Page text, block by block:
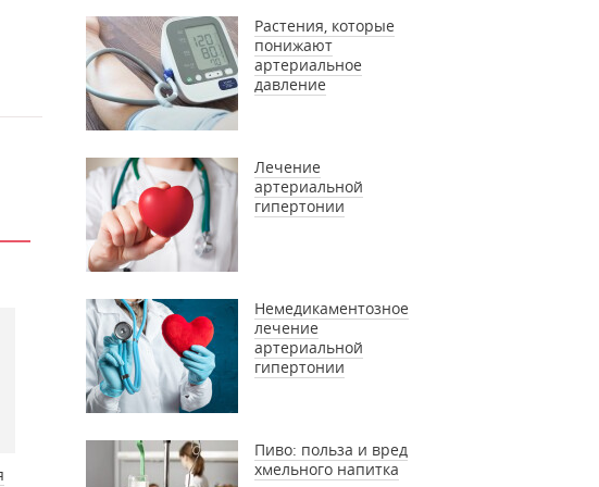
Растения, которые
понижают
артериальное
давление
Лечение
артериальной
гипертонии
Немедикаментозное
лечение
артериальной
гипертонии
Пиво: польза и вред
хмельного напитка